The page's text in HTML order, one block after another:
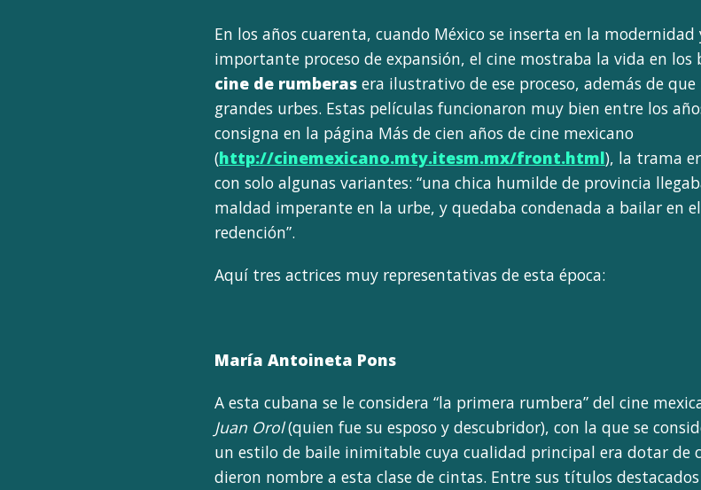
En los años cuarenta, cuando México se inserta en la
importante proceso de expansión, el cine mostraba la vida en
cine de rumberas era ilustrativo de ese proceso, además de
grandes urbes. Estas películas funcionaron muy bien entre los
consigna en la página Más de cien años de cine mexicano
(http://cinemexicano.mty.itesm.mx/front.html), la trama
con solo algunas variantes: “una chica humilde de provincia
maldad imperante en la urbe, y quedaba condenada a bailar en
redención”.
Aquí tres actrices muy representativas de esta época:
María Antoineta Pons
A esta cubana se le considera “la primera rumbera” del cine
Juan Orol(quien fue su esposo y descubridor), con la que se
un estilo de baile inimitable cuya cualidad principal era dotar de
dieron nombre a esta clase de cintas. Entre sus títulos